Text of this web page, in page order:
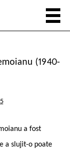
(1940-
a fost
a slujit-o poate